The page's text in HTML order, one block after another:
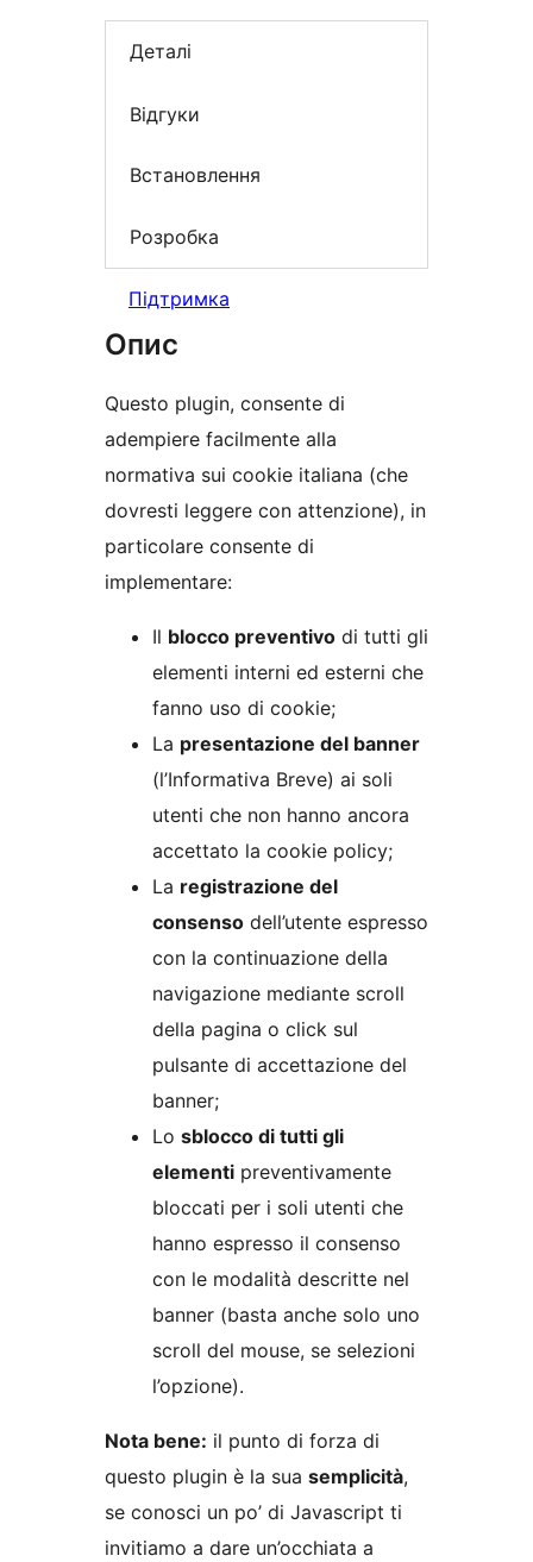
Деталі
Відгуки
Встановлення
Розробка
Підтримка
Опис
Questo plugin, consente di
adempiere facilmente alla
normativa sui cookie italiana (che
dovresti leggere con attenzione), in
particolare consente di
implementare:
Il blocco preventivo di tutti gli
elementi interni ed esterni che
fanno uso di cookie;
La presentazione del banner
(l’Informativa Breve) ai soli
utenti che non hanno ancora
accettato la cookie policy;
La registrazione del
consenso dell’utente espresso
con la continuazione della
navigazione mediante scroll
della pagina o click sul
pulsante di accettazione del
banner;
Lo sblocco di tutti gli
elementi preventivamente
bloccati per i soli utenti che
hanno espresso il consenso
con le modalità descritte nel
banner (basta anche solo uno
scroll del mouse, se selezioni
l’opzione).
Nota bene: il punto di forza di
questo plugin è la sua semplicità,
se conosci un po’ di Javascript ti
invitiamo a dare un’occhiata a